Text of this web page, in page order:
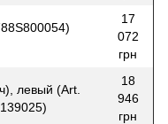
17
072
грн
левый (Art.
18
946
грн